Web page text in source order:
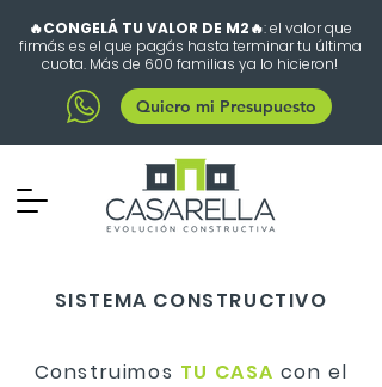
🔥CONGELÁ TU VALOR DE M2🔥: el valor que
firmás es el que pagás hasta terminar tu última
cuota. Más de 600 familias ya lo hicieron!
Quiero mi Presupuesto
SISTEMA CONSTRUCTIVO
Construimos TU CASA con el